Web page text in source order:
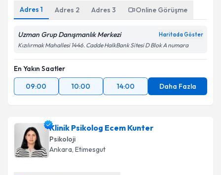
Adres 1 Adres 2 Adres 3 Online Görüşme
Uzman Grup Danışmanlık Merkezi Haritada Göster
Kızılırmak Mahallesi 1446. Cadde HalkBank Sitesi D Blok A numara
En Yakın Saatler
09:00
10:00 14:00 Daha Fazla
Klinik Psikolog Ecem Kunter
Psikoloji
Ankara, Etimesgut